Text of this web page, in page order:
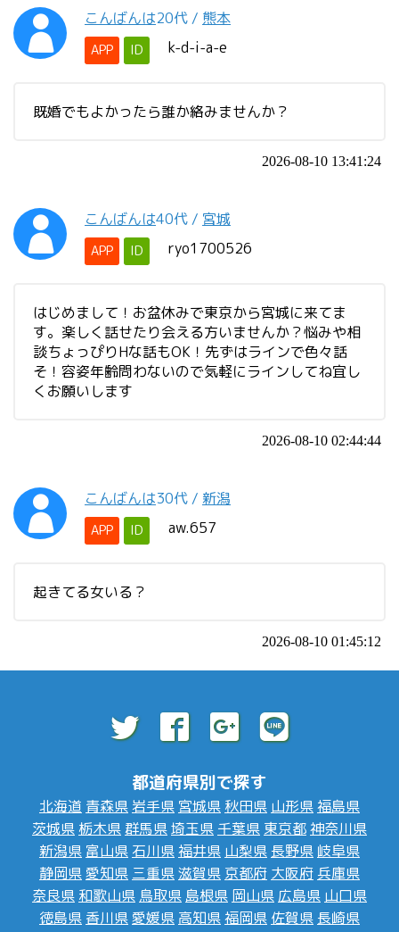
こんばんは20代 / 熊本
APP ID k-d-i-a-e
既婚でもよかったら誰か絡みませんか？
2026-08-10 13:41:24
こんばんは40代 / 宮城
APP ID ryo1700526
はじめまして！お盆休みで東京から宮城に来てま
す。楽しく話せたり会える方いませんか？悩みや相
談ちょっぴりHな話もOK！先ずはラインで色々話
そ！容姿年齢問わないので気軽にラインしてね宜し
くお願いします
2026-08-10 02:44:44
こんばんは30代 / 新潟
APP ID aw.657
起きてる女いる？
2026-08-10 01:45:12
都道府県別で探す
北海道 青森県 岩手県 宮城県 秋田県 山形県福島県
茨城県 栃木県群馬県埼玉県 千葉県 東京都神奈川県
新潟県 富山県 石川県福井県 山梨県 長野県 岐阜県
静岡県愛知県 三重県滋賀県 京都府 大阪府 兵庫県
奈良県 和歌山県 鳥取県 島根県 岡山県 広島県 山口県
徳島県 香川県愛媛県 高知県福岡県 佐賀県 長崎県